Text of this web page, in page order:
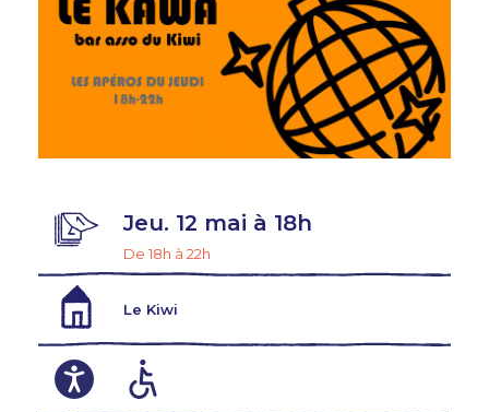
Jeu. 12 mai à 18h
De 18h à 22h
Le Kiwi